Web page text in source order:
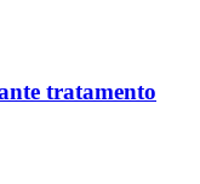
tratamento